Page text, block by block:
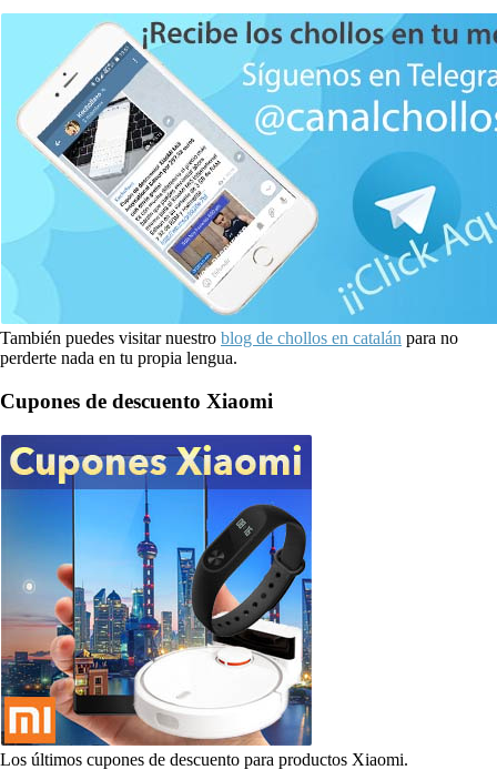
También puedes visitar nuestro blog de chollos en catalán para no
perderte nada en tu propia lengua.
Cupones de descuento Xiaomi
Los últimos cupones de descuento para productos Xiaomi.